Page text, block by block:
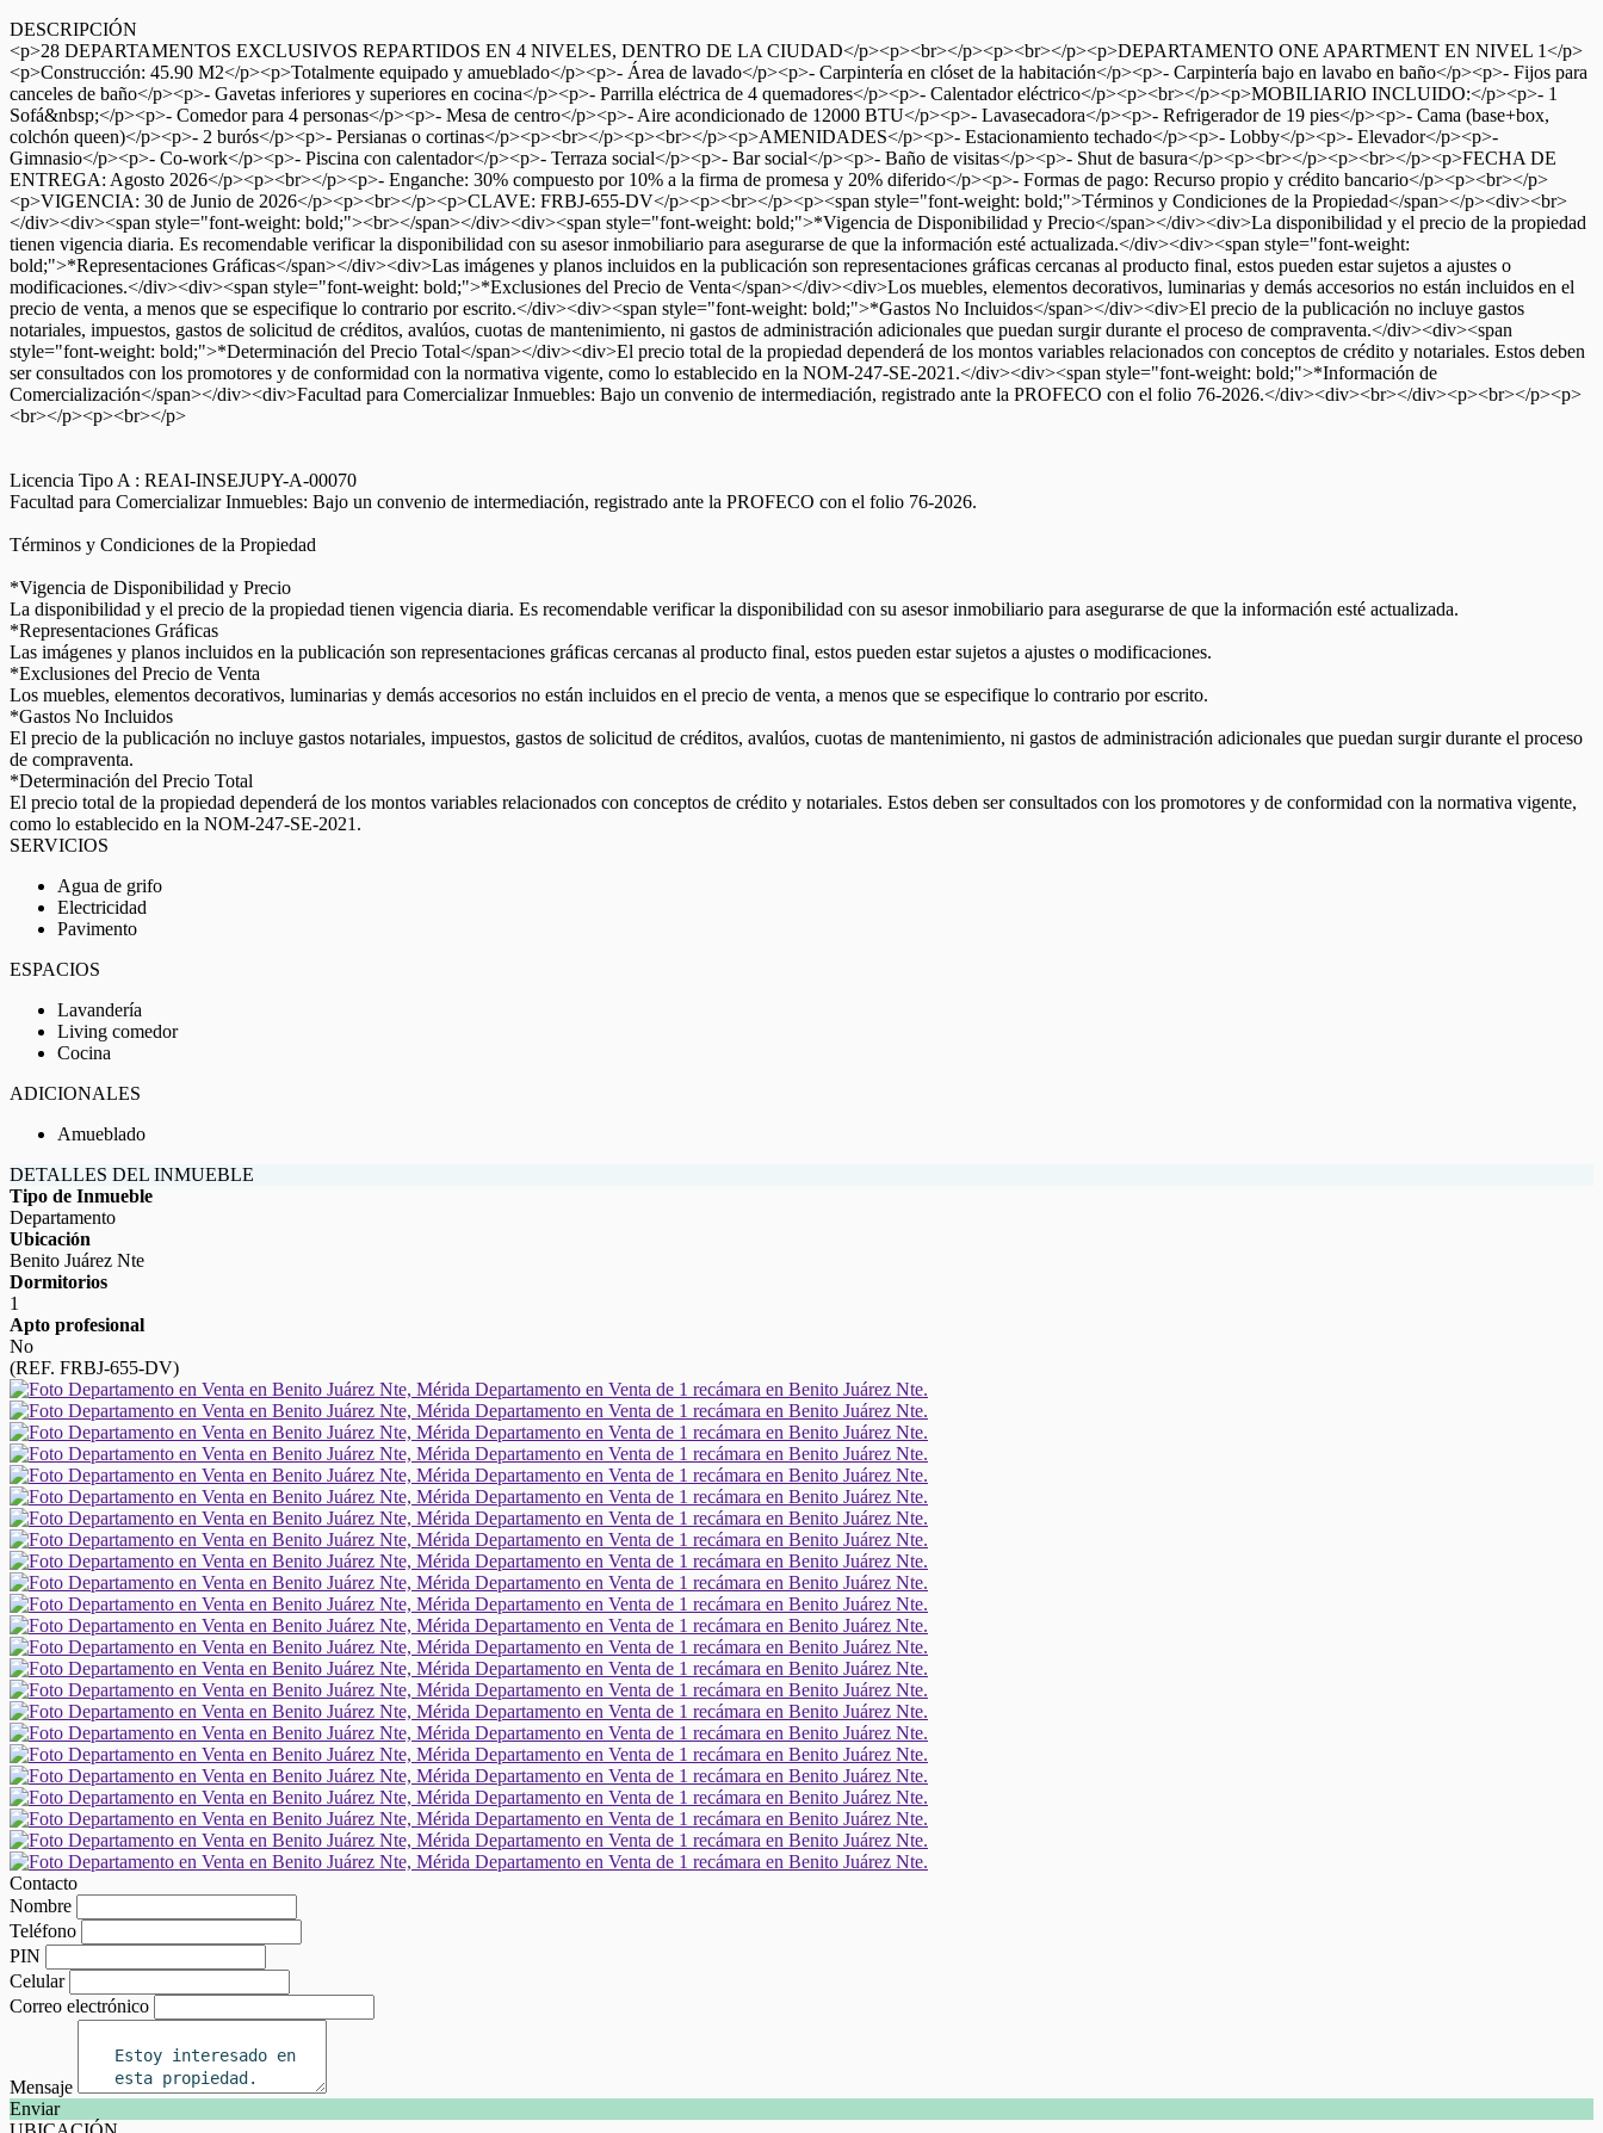
DESCRIPCIÓN
<p>28 DEPARTAMENTOS EXCLUSIVOS REPARTIDOS EN 4 NIVELES, DENTRO DE LA CIUDAD</p><p><br></p><p><br></p><p>DEPARTAMENTO ONE APARTMENT EN NIVEL 1</p>
<p>Construcción: 45.90 M2</p><p>Totalmente equipado y amueblado</p><p>- Área de lavado</p><p>- Carpintería en clóset de la habitación</p><p>- Carpintería bajo en lavabo en baño</p><p>- Fijos para
canceles de baño</p><p>- Gavetas inferiores y superiores en cocina</p><p>- Parrilla eléctrica de 4 quemadores</p><p>- Calentador eléctrico</p><p><br></p><p>MOBILIARIO INCLUIDO:</p><p>- 1
Sofá&nbsp;</p><p>- Comedor para 4 personas</p><p>- Mesa de centro</p><p>- Aire acondicionado de 12000 BTU</p><p>- Lavasecadora</p><p>- Refrigerador de 19 pies</p><p>- Cama (base+box,
colchón queen)</p><p>- 2 burós</p><p>- Persianas o cortinas</p><p><br></p><p><br></p><p>AMENIDADES</p><p>- Estacionamiento techado</p><p>- Lobby</p><p>- Elevador</p><p>-
Gimnasio</p><p>- Co-work</p><p>- Piscina con calentador</p><p>- Terraza social</p><p>- Bar social</p><p>- Baño de visitas</p><p>- Shut de basura</p><p><br></p><p><br></p><p>FECHA DE
ENTREGA: Agosto 2026</p><p><br></p><p>- Enganche: 30% compuesto por 10% a la firma de promesa y 20% diferido</p><p>- Formas de pago: Recurso propio y crédito bancario</p><p><br></p>
<p>VIGENCIA: 30 de Junio de 2026</p><p><br></p><p>CLAVE: FRBJ-655-DV</p><p><br></p><p><span style="font-weight: bold;">Términos y Condiciones de la Propiedad</span></p><div><br>
</div><div><span style="font-weight: bold;"><br></span></div><div><span style="font-weight: bold;">*Vigencia de Disponibilidad y Precio</span></div><div>La disponibilidad y el precio de la propiedad
tienen vigencia diaria. Es recomendable verificar la disponibilidad con su asesor inmobiliario para asegurarse de que la información esté actualizada.</div><div><span style="font-weight:
bold;">*Representaciones Gráficas</span></div><div>Las imágenes y planos incluidos en la publicación son representaciones gráficas cercanas al producto final, estos pueden estar sujetos a ajustes o
modificaciones.</div><div><span style="font-weight: bold;">*Exclusiones del Precio de Venta</span></div><div>Los muebles, elementos decorativos, luminarias y demás accesorios no están incluidos en el
precio de venta, a menos que se especifique lo contrario por escrito.</div><div><span style="font-weight: bold;">*Gastos No Incluidos</span></div><div>El precio de la publicación no incluye gastos
notariales, impuestos, gastos de solicitud de créditos, avalúos, cuotas de mantenimiento, ni gastos de administración adicionales que puedan surgir durante el proceso de compraventa.</div><div><span
style="font-weight: bold;">*Determinación del Precio Total</span></div><div>El precio total de la propiedad dependerá de los montos variables relacionados con conceptos de crédito y notariales. Estos deben
ser consultados con los promotores y de conformidad con la normativa vigente, como lo establecido en la NOM-247-SE-2021.</div><div><span style="font-weight: bold;">*Información de
Comercialización</span></div><div>Facultad para Comercializar Inmuebles: Bajo un convenio de intermediación, registrado ante la PROFECO con el folio 76-2026.</div><div><br></div><p><br></p><p>
<br></p><p><br></p>
Licencia Tipo A : REAI-INSEJUPY-A-00070
Facultad para Comercializar Inmuebles: Bajo un convenio de intermediación, registrado ante la PROFECO con el folio 76-2026.
Términos y Condiciones de la Propiedad
*Vigencia de Disponibilidad y Precio
La disponibilidad y el precio de la propiedad tienen vigencia diaria. Es recomendable verificar la disponibilidad con su asesor inmobiliario para asegurarse de que la información esté actualizada.
*Representaciones Gráficas
Las imágenes y planos incluidos en la publicación son representaciones gráficas cercanas al producto final, estos pueden estar sujetos a ajustes o modificaciones.
*Exclusiones del Precio de Venta
Los muebles, elementos decorativos, luminarias y demás accesorios no están incluidos en el precio de venta, a menos que se especifique lo contrario por escrito.
*Gastos No Incluidos
El precio de la publicación no incluye gastos notariales, impuestos, gastos de solicitud de créditos, avalúos, cuotas de mantenimiento, ni gastos de administración adicionales que puedan surgir durante el proceso
de compraventa.
*Determinación del Precio Total
El precio total de la propiedad dependerá de los montos variables relacionados con conceptos de crédito y notariales. Estos deben ser consultados con los promotores y de conformidad con la normativa vigente,
como lo establecido en la NOM-247-SE-2021.
SERVICIOS
Agua de grifo
Electricidad
Pavimento
ESPACIOS
Lavandería
Living comedor
Cocina
ADICIONALES
Amueblado
DETALLES DEL INMUEBLE
Tipo de Inmueble
Departamento
Ubicación
Benito Juárez Nte
Dormitorios
1
Apto profesional
No
(REF. FRBJ-655-DV)
Contacto
Nombre
Teléfono
PIN
Celular
Correo electrónico
Mensaje
Enviar